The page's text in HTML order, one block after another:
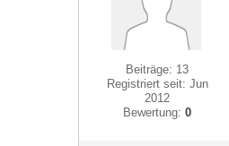
Beiträge: 13
Registriert seit: Jun
2012
Bewertung:0